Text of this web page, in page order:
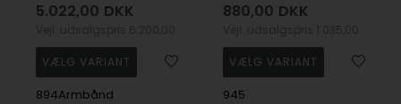
5.022,00 DKK
894Armbånd
880,00 DKK
945